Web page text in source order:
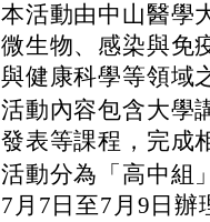
本活動由中山醫學
微生物、感染與免
與健康科學等領域
活動內容包含大學
發表等課程，完成
活動分為「高中組
7月7日至7月9日辦